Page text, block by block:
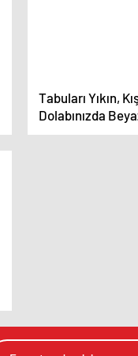
Tabuları Yıkın,
Dolabınızda
Açın!